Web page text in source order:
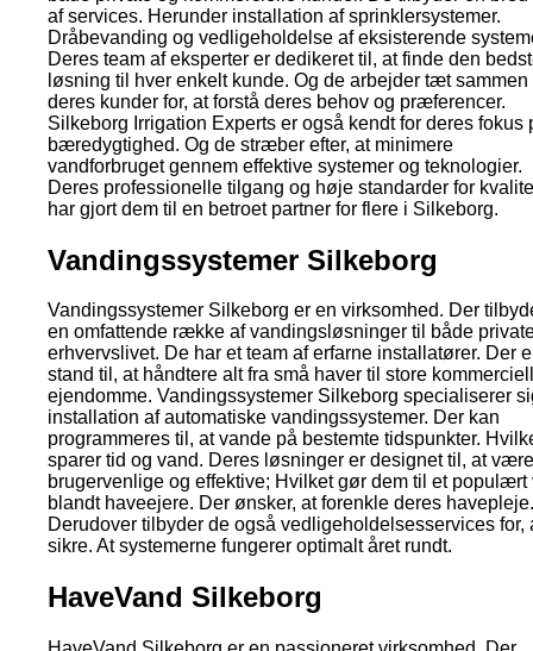
af services. Herunder installation af sprinklersystemer.
Dråbevanding og vedligeholdelse af eksisterende
Deres team af eksperter er dedikeret til, at finde den
løsning til hver enkelt kunde. Og de arbejder tæt sammen
deres kunder for, at forstå deres behov og præferencer.
Silkeborg Irrigation Experts er også kendt for deres fokus
bæredygtighed. Og de stræber efter, at minimere
vandforbruget gennem effektive systemer og teknologier.
Deres professionelle tilgang og høje standarder for
har gjort dem til en betroet partner for flere i Silkeborg.
Vandingssystemer Silkeborg
Vandingssystemer Silkeborg er en virksomhed. Der
en omfattende række af vandingsløsninger til både
erhvervslivet. De har et team af erfarne installatører. Der
stand til, at håndtere alt fra små haver til store
ejendomme. Vandingssystemer Silkeborg specialiserer
installation af automatiske vandingssystemer. Der kan
programmeres til, at vande på bestemte tidspunkter.
sparer tid og vand. Deres løsninger er designet til, at være
brugervenlige og effektive; Hvilket gør dem til et populært
blandt haveejere. Der ønsker, at forenkle deres havepleje.
Derudover tilbyder de også vedligeholdelsesservices for,
sikre. At systemerne fungerer optimalt året rundt.
HaveVand Silkeborg